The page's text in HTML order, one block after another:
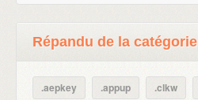
Répandu de la catégorie
.aepkey .appup .clkw